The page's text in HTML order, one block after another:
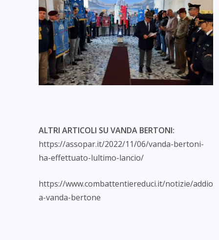
ALTRI ARTICOLI SU VANDA BERTONI:
https://assopar.it/2022/11/06/vanda-bertoni-
ha-effettuato-lultimo-lancio/
https://www.combattentiereduci.it/notizie/addio-
a-vanda-bertone